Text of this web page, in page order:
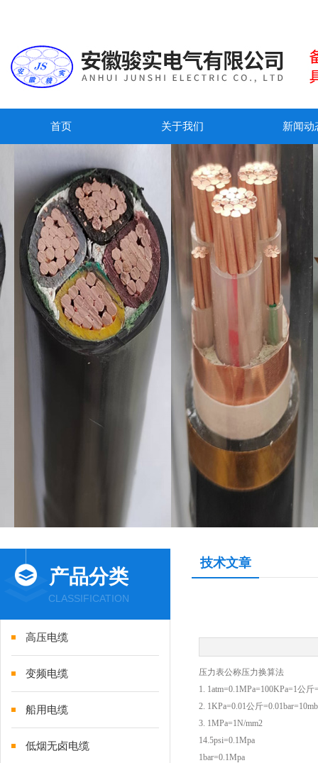
首页 关于我们 新闻动
产品分类
CLASSIFICATION
高压电缆
变频电缆
船用电缆
低烟无卤电缆
技术文章
压力表公称压力换算法
1. 1atm=0.1MPa=100KPa=1公
2. 1KPa=0.01公斤
3. 1MPa=1N/mm2
14.5psi=0.1Mpa
1bar=0.1Mpa